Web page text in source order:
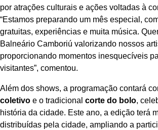
por atrações culturais e ações voltadas à
“Estamos preparando um mês especial,
gratuitas, experiências e muita música.
Balneário Camboriú valorizando nossos
proporcionando momentos inesquecíveis
visitantes”, comentou.
Além dos shows, a programação contará
coletivo e o tradicional corte do bolo,
história da cidade. Este ano, a edição terá
distribuídas pela cidade, ampliando a